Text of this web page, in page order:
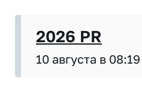
2026 PR
10 августа в 08:19